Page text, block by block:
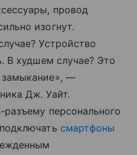
провод
изогнут.
Устройство
В худшем случае? Это
замыкание», —
Дж. Уайт.
персонального
смартфоны